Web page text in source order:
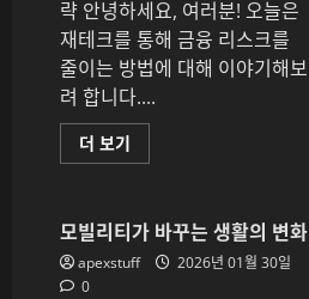
대
해
더
읽
어
보
기
략 안녕하세요, 여러분! 오늘은
재테크를 통해 금융 리스크를
줄이는 방법에 대해 이야기해보
려 합니다....
더 보기
융
를
줄
이
는
모빌리티가 바꾸는 생활의 변화
apexstuff
2026년 01월 30일
0